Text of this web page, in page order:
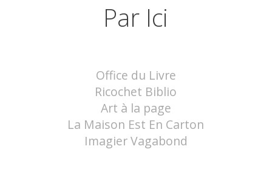
Par Ici
Office du Livre
Ricochet Biblio
Art à la page
La Maison Est En Carton
Imagier Vagabond